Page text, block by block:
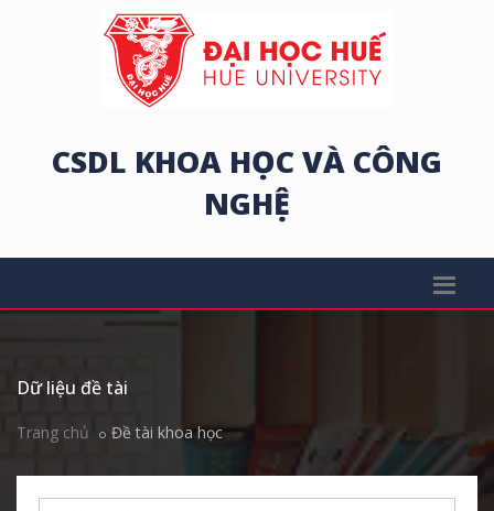
CSDL KHOA HỌC VÀ CÔNG
NGHỆ
Dữ liệu đề tài
Trang chủ Đề tài khoa học